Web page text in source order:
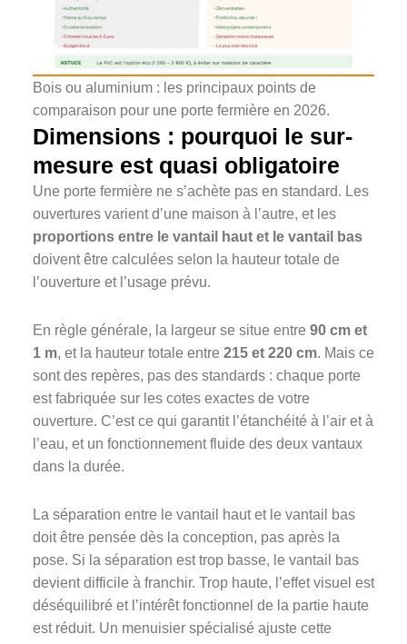
Bois ou aluminium : les principaux points de
comparaison pour une porte fermière en 2026.
Dimensions : pourquoi le sur-
mesure est quasi obligatoire
Une porte fermière ne s’achète pas en standard. Les
ouvertures varient d’une maison à l’autre, et les
proportions entre le vantail haut et le vantail bas
doivent être calculées selon la hauteur totale de
l’ouverture et l’usage prévu.
En règle générale, la largeur se situe entre 90 cm et
1 m, et la hauteur totale entre 215 et 220 cm. Mais ce
sont des repères, pas des standards : chaque porte
est fabriquée sur les cotes exactes de votre
ouverture. C’est ce qui garantit l’étanchéité à l’air et à
l’eau, et un fonctionnement fluide des deux vantaux
dans la durée.
La séparation entre le vantail haut et le vantail bas
doit être pensée dès la conception, pas après la
pose. Si la séparation est trop basse, le vantail bas
devient difficile à franchir. Trop haute, l’effet visuel est
déséquilibré et l’intérêt fonctionnel de la partie haute
est réduit. Un menuisier spécialisé ajuste cette